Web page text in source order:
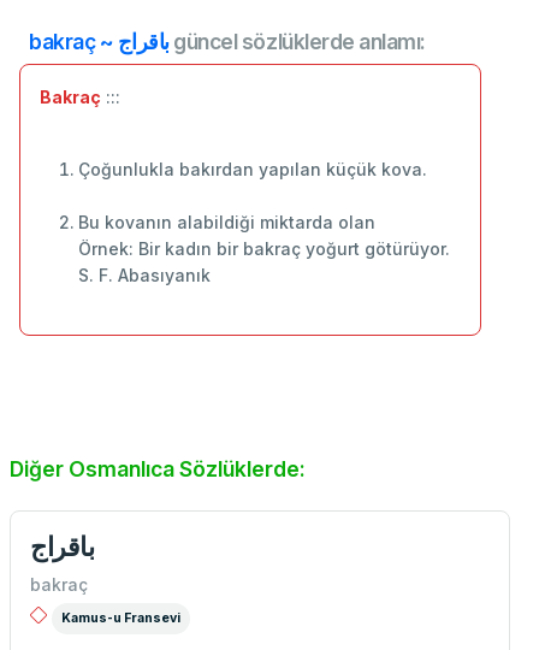
bakraç ~ باقراجgüncel sözlüklerde anlamı:
Bakraç :::
Çoğunlukla bakırdan yapılan küçük kova.
Bu kovanın alabildiği miktarda olan
Örnek: Bir kadın bir bakraç yoğurt götürüyor.
S. F. Abasıyanık
Diğer Osmanlıca Sözlüklerde:
باقراج
bakraç
Kamus-u Fransevi